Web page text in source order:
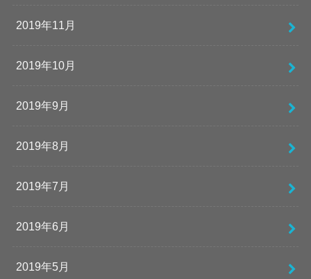
2019年11月
2019年10月
2019年9月
2019年8月
2019年7月
2019年6月
2019年5月